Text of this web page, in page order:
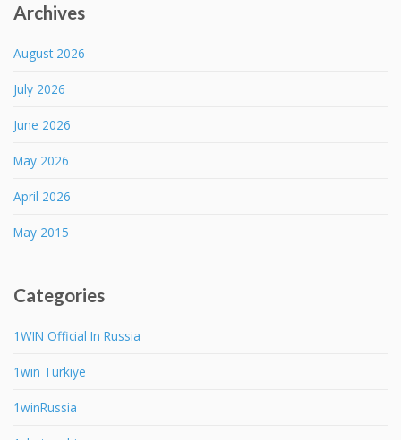
Archives
August 2026
July 2026
June 2026
May 2026
April 2026
May 2015
Categories
1WIN Official In Russia
1win Turkiye
1winRussia